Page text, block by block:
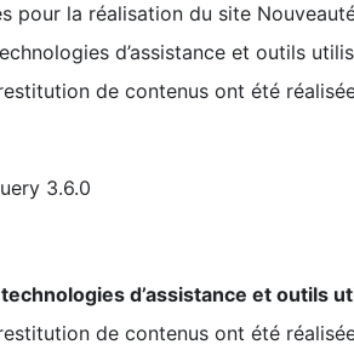
pour la réalisation du site
d’assistance et outils
de contenus ont été
3.6.0
d’assistance et outils
de contenus ont été